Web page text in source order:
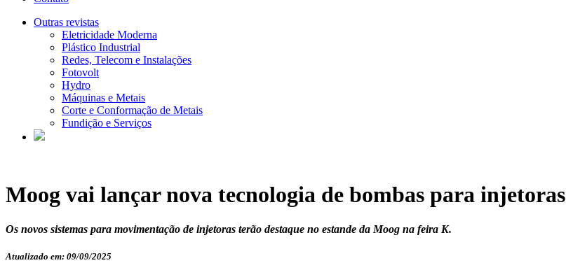
Outras revistas
Eletricidade Moderna
Plástico Industrial
Redes, Telecom e Instalações
Fotovolt
Hydro
Máquinas e Metais
Corte e Conformação de Metais
Fundição e Serviços
Moog vai lançar nova tecnologia de bombas para injetoras
Os novos sistemas para movimentação de injetoras terão destaque no estande da Moog na feira K.
Atualizado em: 09/09/2025